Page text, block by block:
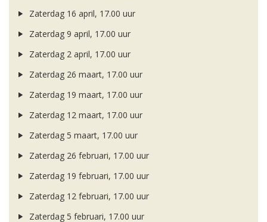
Zaterdag 16 april, 17.00 uur
Zaterdag 9 april, 17.00 uur
Zaterdag 2 april, 17.00 uur
Zaterdag 26 maart, 17.00 uur
Zaterdag 19 maart, 17.00 uur
Zaterdag 12 maart, 17.00 uur
Zaterdag 5 maart, 17.00 uur
Zaterdag 26 februari, 17.00 uur
Zaterdag 19 februari, 17.00 uur
Zaterdag 12 februari, 17.00 uur
Zaterdag 5 februari, 17.00 uur